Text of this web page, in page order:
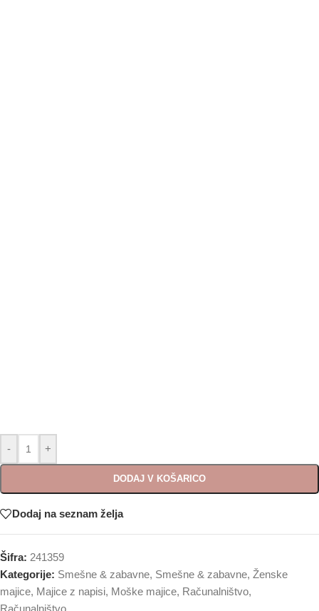
- +
DODAJ V KOŠARICO
Dodaj na seznam želja
Šifra: 241359
Kategorije: Smešne & zabavne, Smešne & zabavne, Ženske
majice, Majice z napisi, Moške majice, Računalništvo,
Računalništvo